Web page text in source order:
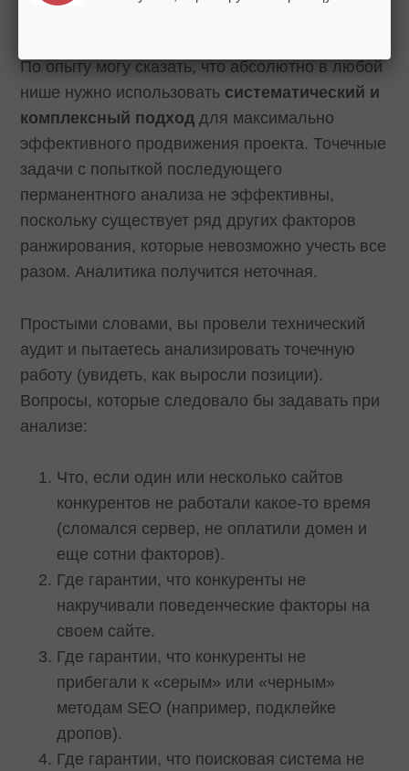
По опыту могу сказать, что абсолютно в любой
нише нужно использовать систематический и
комплексный подход для максимально
эффективного продвижения проекта. Точечные
задачи с попыткой последующего
перманентного анализа не эффективны,
поскольку существует ряд других факторов
ранжирования, которые невозможно учесть все
разом. Аналитика получится неточная.
Простыми словами, вы провели технический
аудит и пытаетесь анализировать точечную
работу (увидеть, как выросли позиции).
Вопросы, которые следовало бы задавать при
анализе:
Что, если один или несколько сайтов
конкурентов не работали какое-то время
(сломался сервер, не оплатили домен и
еще сотни факторов).
Где гарантии, что конкуренты не
накручивали поведенческие факторы на
своем сайте.
Где гарантии, что конкуренты не
прибегали к «серым» или «черным»
методам SEO (например, подклейке
дропов).
Где гарантии, что поисковая система не